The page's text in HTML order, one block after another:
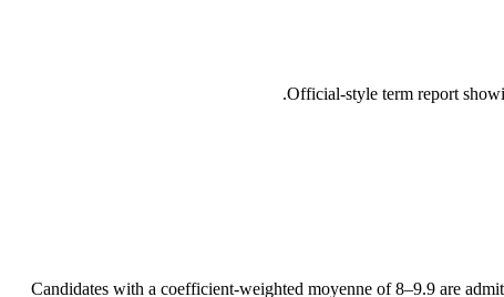
Official-style term report
Candidates with a coefficient-weighted moyenne of 8–9.9 are